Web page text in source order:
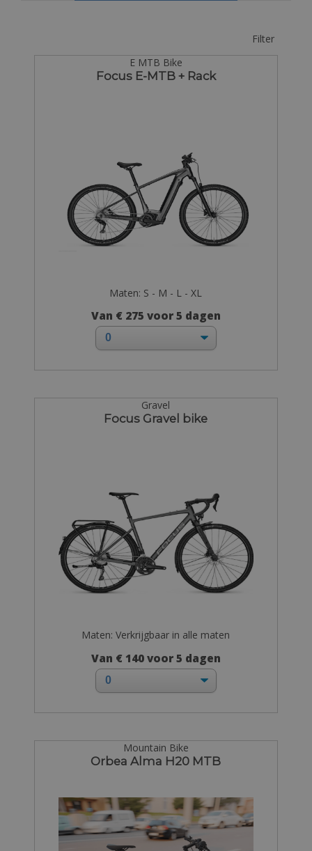
Filter
E MTB Bike
Focus E-MTB + Rack
Maten: S - M - L - XL
Van € 275 voor 5 dagen
Gravel
Focus Gravel bike
Maten: Verkrijgbaar in alle maten
Van € 140 voor 5 dagen
Mountain Bike
Orbea Alma H20 MTB